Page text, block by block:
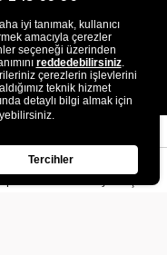
:
iyi tanımak, kullanıcı
amacıyla çerezler
seçeneği üzerinden
reddedebilirsiniz.
çerezlerin işlevlerini
teknik hizmet
detaylı bilgi almak için
Tercihler